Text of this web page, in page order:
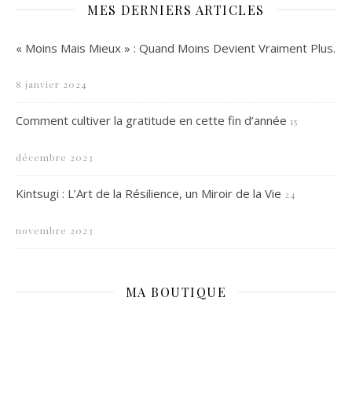
MES DERNIERS ARTICLES
« Moins Mais Mieux » : Quand Moins Devient Vraiment Plus.
8 janvier 2024
Comment cultiver la gratitude en cette fin d’année 15
décembre 2023
Kintsugi : L’Art de la Résilience, un Miroir de la Vie 24
novembre 2023
MA BOUTIQUE